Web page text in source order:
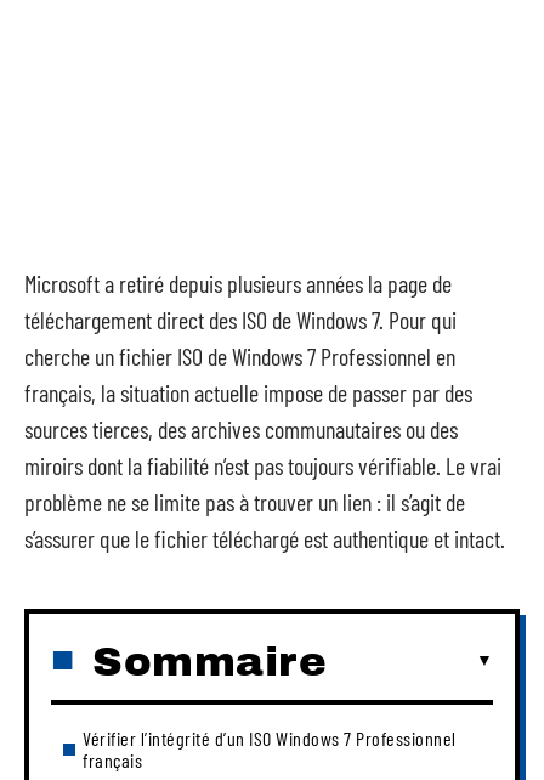
Microsoft a retiré depuis plusieurs années la page de
téléchargement direct des ISO de Windows 7. Pour qui
cherche un fichier ISO de Windows 7 Professionnel en
français, la situation actuelle impose de passer par des
sources tierces, des archives communautaires ou des
miroirs dont la fiabilité n’est pas toujours vérifiable. Le vrai
problème ne se limite pas à trouver un lien : il s’agit de
s’assurer que le fichier téléchargé est authentique et intact.
Sommaire
Vérifier l’intégrité d’un ISO Windows 7 Professionnel
français